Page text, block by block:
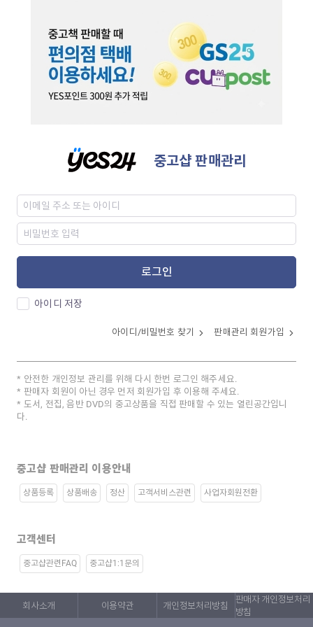
중고샵 판매관리
로그인
아이디 저장
아이디/비밀번호 찾기 판매관리 회원가입
안전한 개인정보 관리를 위해 다시 한번 로그인 해주세요.
판매자 회원이 아닌 경우 먼저 회원가입 후 이용해 주세요.
도서, 전집, 음반 DVD의 중고상품을 직접 판매할 수 있는 열린공간입니
다.
중고샵 판매관리 이용안내
상품등록 상품배송 정산 고객서비스관련 사업자회원전환
고객센터
중고샵관련FAQ 중고샵1:1문의
회사소개 이용약관 개인정보처리방침
판매자 개인정보처리
방침